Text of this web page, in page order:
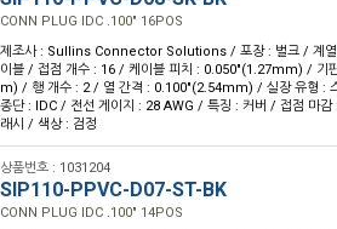
CONN PLUG IDC .100" 16POS
제조사 : Sullins Connector Solutions / 포장 : 벌크 / 계열
이블 / 접점 개수 : 16 / 케이블 피치 : 0.050"(1.27mm) / 기
m) / 행 개수 : 2 / 열 간격 : 0.100"(2.54mm) / 실장 유형 :
종단 : IDC / 전선 게이지 : 28 AWG / 특징 : 커버 / 접점 마감
래시 / 색상 : 검정
상품번호 : 1031204
SIP110-PPVC-D07-ST-BK
CONN PLUG IDC .100" 14POS